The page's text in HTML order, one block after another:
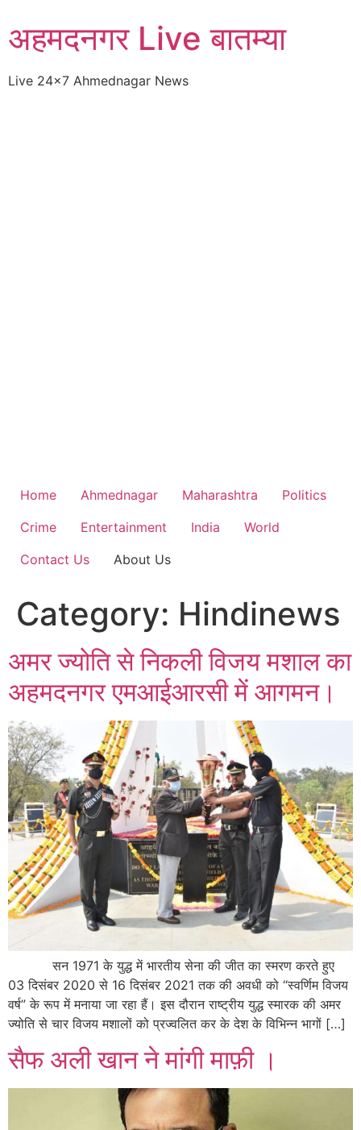
to
content
अहमदनगर Live बातम्या
Live 24×7 Ahmednagar News
Home Ahmednagar Maharashtra
Politics
Crime
Entertainment India
World
Contact Us
About Us
Category: Hindinews
अमर ज्योति से निकली विजय मशाल का
अहमदनगर एमआईआरसी में आगमन।
सन 1971 के युद्ध में भारतीय सेना की जीत का स्मरण करते हुए
03 दिसंबर 2020 से 16 दिसंबर 2021 तक की अवधी को “स्वर्णिम विजय
वर्ष” के रूप में मनाया जा रहा हैं। इस दौरान राष्ट्रीय युद्ध स्मारक की अमर
ज्योति से चार विजय मशालों को प्रज्वलित कर के देश के विभिन्न भागों […]
सैफ अली खान ने मांगी माफ़ी ।